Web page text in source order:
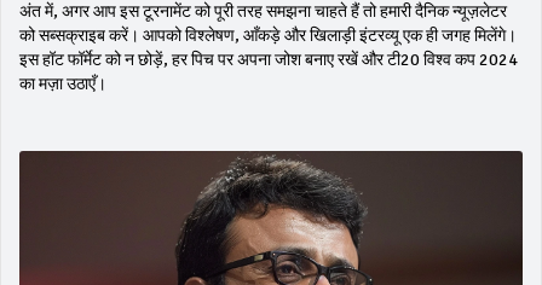
अंत में, अगर आप इस टूरनामेंट को पूरी तरह समझना चाहते हैं तो हमारी दैनिक न्यूज़लेटर
को सब्सक्राइब करें। आपको विश्लेषण, आँकड़े और खिलाड़ी इंटरव्यू एक ही जगह मिलेंगे।
इस हॉट फॉर्मेट को न छोड़ें, हर पिच पर अपना जोश बनाए रखें और टी20 विश्व कप 2024
का मज़ा उठाएँ।